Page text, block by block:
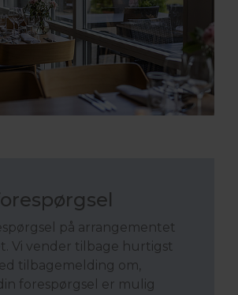
på arrangementet
Vi vender tilbage hurtigst
tilbagemelding om,
forespørgsel er mulig